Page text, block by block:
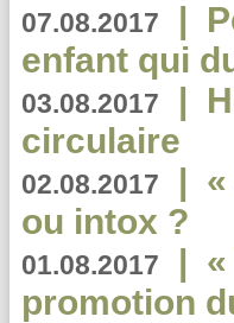
07.08.2017 |
enfant qui
03.08.2017 |
circulaire
02.08.2017 |
ou intox ?
01.08.2017 |
promotion